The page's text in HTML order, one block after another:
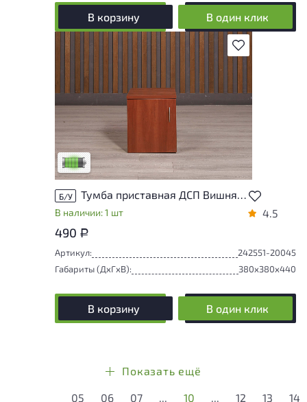
В корзину В один клик
В избранное
У товара присутствуют незначительные
следы эксплуатации, не влияющие на
удобство его использования
Низкая степень износа
Б/У Тумба приставная ДСП Вишня Россия
В наличии: 1 шт 4.5
490 Р
Артикул:
242551-20045
Габариты (ДxГxВ):
380x380x440
В корзину В один клик
Показать ещё
05 06 07 ... 10 ... 12 13 14